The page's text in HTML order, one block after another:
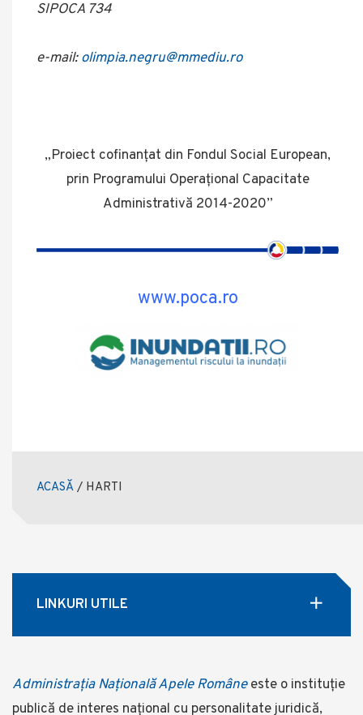
SIPOCA 734
e-mail:olimpia.negru@mmediu.ro
„Proiect cofinanțat din Fondul Social European,
prin Programului Operațional Capacitate
Administrativă 2014-2020”
www.poca.ro
ACASĂ / HARTI
LINKURI UTILE
Administrația Națională Apele Româneeste o instituție
publică de interes național cu personalitate juridică,